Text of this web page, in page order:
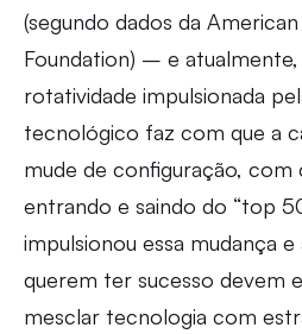
(segundo dados da
Foundation) – e
rotatividade impulsionada
tecnológico faz com que a
mude de configuração,
entrando e saindo do “top
impulsionou essa mudança
querem ter sucesso devem
mesclar tecnologia com